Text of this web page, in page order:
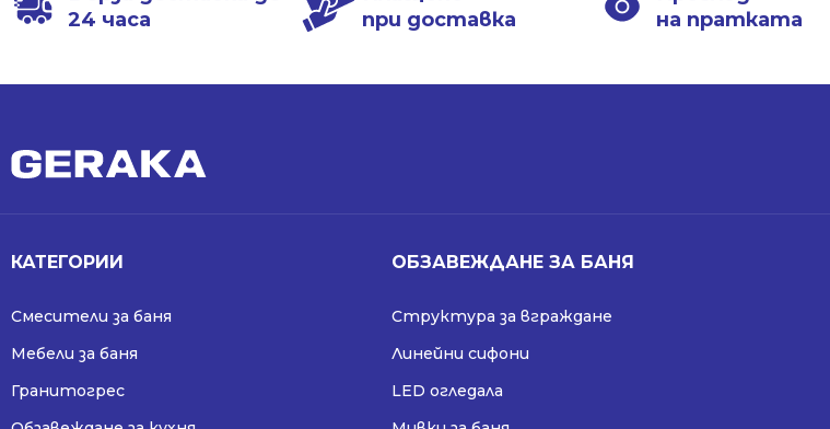
24 часа
при доставка
на пратката
КАТЕГОРИИ
Смесители за баня
Мебели за баня
Гранитогрес
ОБЗАВЕЖДАНЕ ЗА БАНЯ
Структура за вграждане
Линейни сифони
LED огледала